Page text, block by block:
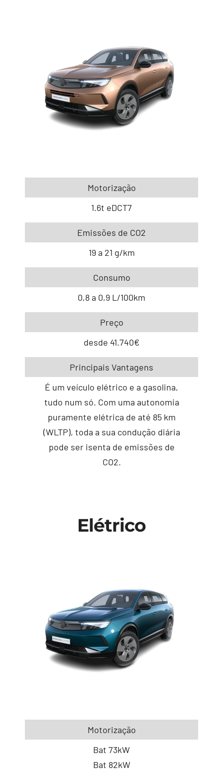
Motorização
1.6t eDCT7
Emissões de CO2
19 a 21 g/km
Consumo
0,8 a 0,9 L/100km
Preço
desde 41.740€
Principais Vantagens
É um veículo elétrico e a gasolina,
tudo num só. Com uma autonomia
puramente elétrica de até 85 km
(WLTP), toda a sua condução diária
pode ser isenta de emissões de
CO2.
Elétrico
Motorização
Bat 73kW
Bat 82kW